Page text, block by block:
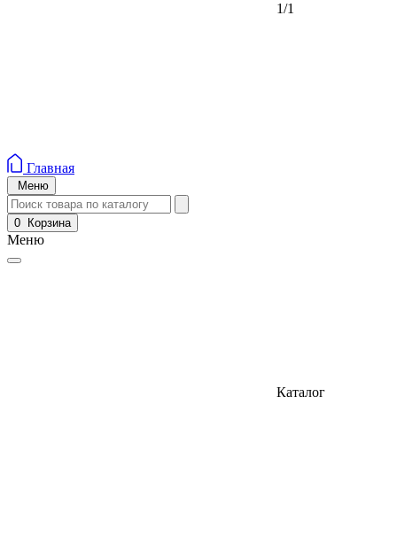
1/1
Главная
Меню
0 Корзина
Меню
Каталог